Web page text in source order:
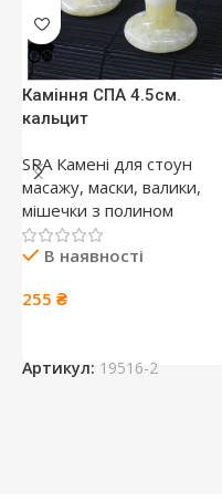
Каміння СПА 4.5см.
кальцит
SPA Камені для стоун
масажу, маски, валики,
мішечки з полином
В наявності
255 ₴
Артикул: 19516-2